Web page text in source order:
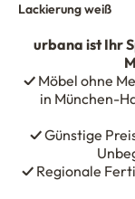
Lackierung weiß
urbana ist Ihr
✓ Möbel ohne
in München-
✓Günstige
✓Regionale